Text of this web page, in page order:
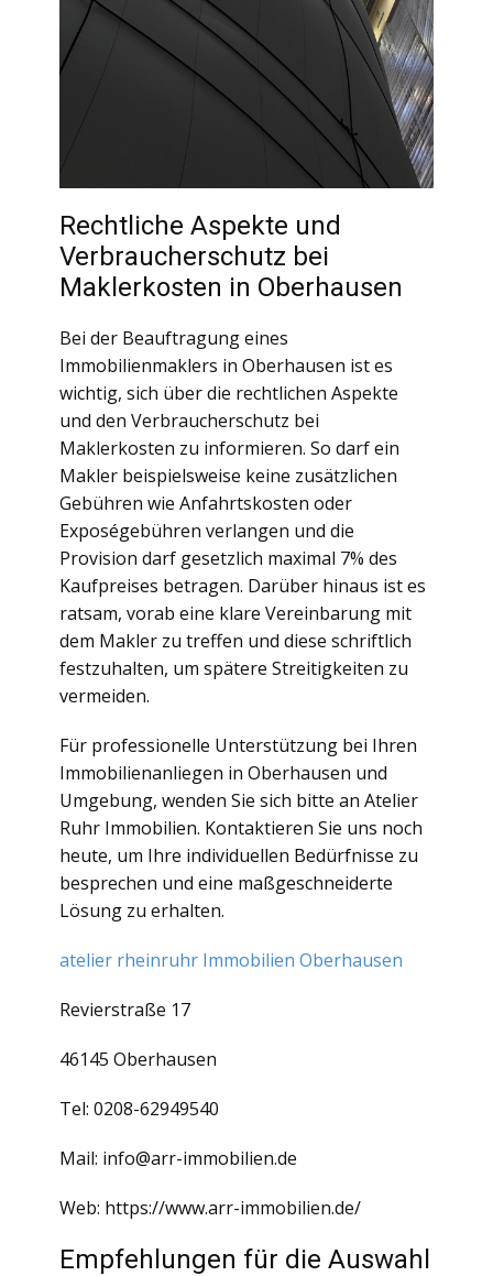
Rechtliche Aspekte und
Verbraucherschutz bei
Maklerkosten in Oberhausen
Bei der Beauftragung eines
Immobilienmaklers in Oberhausen ist es
wichtig, sich über die rechtlichen Aspekte
und den Verbraucherschutz bei
Maklerkosten zu informieren. So darf ein
Makler beispielsweise keine zusätzlichen
Gebühren wie Anfahrtskosten oder
Exposégebühren verlangen und die
Provision darf gesetzlich maximal 7% des
Kaufpreises betragen. Darüber hinaus ist es
ratsam, vorab eine klare Vereinbarung mit
dem Makler zu treffen und diese schriftlich
festzuhalten, um spätere Streitigkeiten zu
vermeiden.
Für professionelle Unterstützung bei Ihren
Immobilienanliegen in Oberhausen und
Umgebung, wenden Sie sich bitte an Atelier
Ruhr Immobilien. Kontaktieren Sie uns noch
heute, um Ihre individuellen Bedürfnisse zu
besprechen und eine maßgeschneiderte
Lösung zu erhalten.
atelier rheinruhr Immobilien Oberhausen
Revierstraße 17
46145 Oberhausen
Tel: 0208-62949540
Mail: info@arr-immobilien.de
Web: https://www.arr-immobilien.de/
Empfehlungen für die Auswahl